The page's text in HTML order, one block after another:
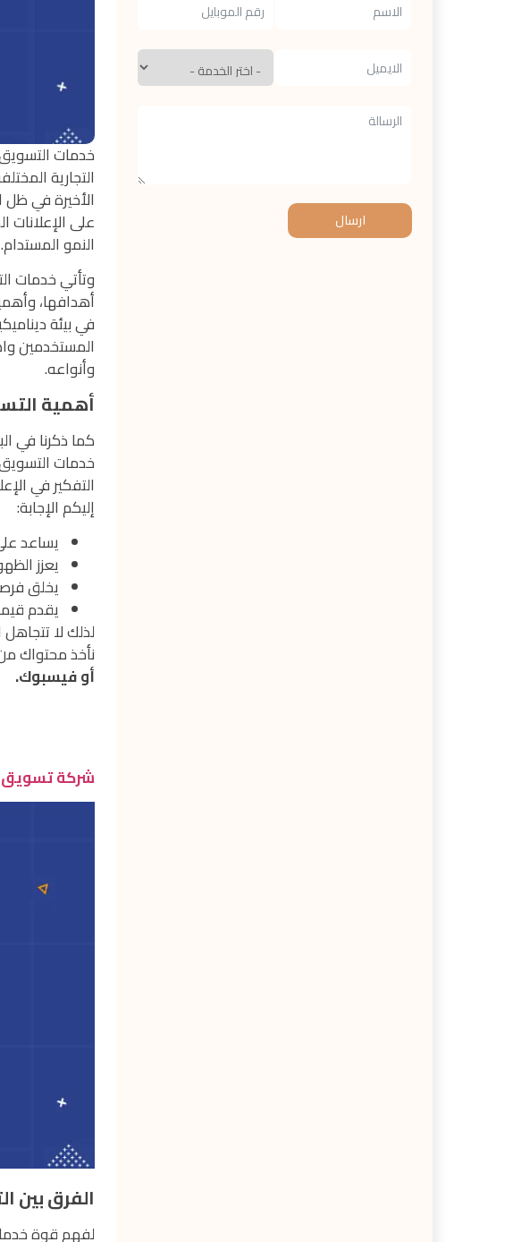
ارسال
خدمات
التجارية
الأخيرة في
على
النمو المستدام.
وتأتي خدمات
أهدافها،
في بيئة
المستخدمين
وأنواعه.
أهمية
كما ذكرنا في
خدمات
التفكير في
إليكم الإجابة:
يساعد
يعزز
يخلق
يقدم
لذلك لا
نأخذ محتواك
أو فيسبوك.
شركة تسويق
الفرق بين
لفهم قوة